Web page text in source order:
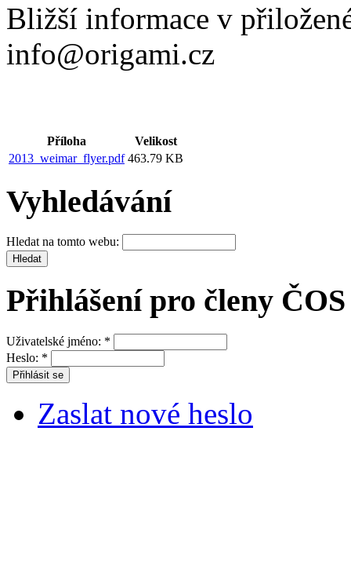
Bližší informace v
info@origami.cz
Příloha
Velikost
2013_weimar_flyer.pdf 463.79 KB
Vyhledávání
Hledat na tomto webu:
Přihlášení pro členy ČOS
Uživatelské jméno: *
Heslo: *
Zaslat nové heslo